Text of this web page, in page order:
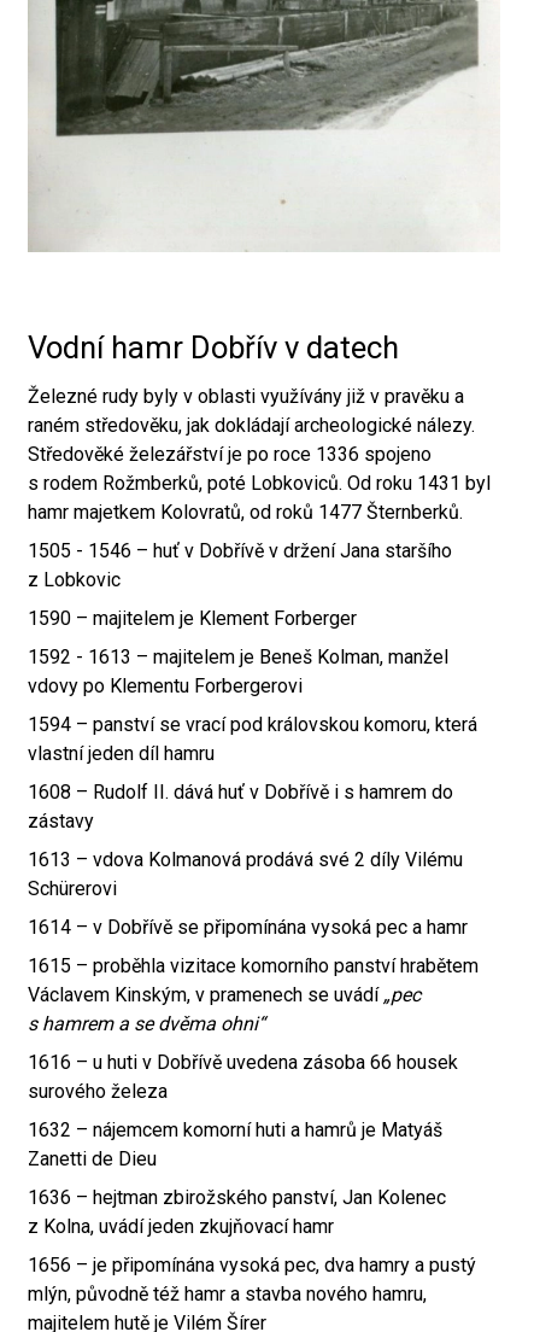
Vodní hamr Dobřív v datech
Železné rudy byly v oblasti využívány již v pravěku a
raném středověku, jak dokládají archeologické nálezy.
Středověké železářství je po roce 1336 spojeno
s rodem Rožmberků, poté Lobkoviců. Od roku 1431 byl
hamr majetkem Kolovratů, od roků 1477 Šternberků.
1505 - 1546 – huť v Dobřívě v držení Jana staršího
z Lobkovic
1590 – majitelem je Klement Forberger
1592 - 1613 – majitelem je Beneš Kolman, manžel
vdovy po Klementu Forbergerovi
1594 – panství se vrací pod královskou komoru, která
vlastní jeden díl hamru
1608 – Rudolf II. dává huť v Dobřívě i s hamrem do
zástavy
1613 – vdova Kolmanová prodává své 2 díly Vilému
Schürerovi
1614 – v Dobřívě se připomínána vysoká pec a hamr
1615 – proběhla vizitace komorního panství hrabětem
Václavem Kinským, v pramenech se uvádí „pec
s hamrem a se dvěma ohni“
1616 – u huti v Dobřívě uvedena zásoba 66 housek
surového železa
1632 – nájemcem komorní huti a hamrů je Matyáš
Zanetti de Dieu
1636 – hejtman zbirožského panství, Jan Kolenec
z Kolna, uvádí jeden zkujňovací hamr
1656 – je připomínána vysoká pec, dva hamry a pustý
mlýn, původně též hamr a stavba nového hamru,
majitelem hutě je Vilém Šírer